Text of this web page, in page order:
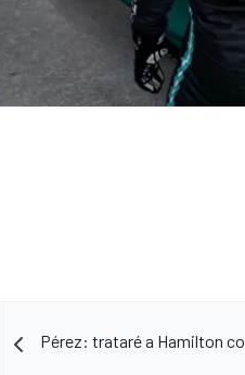
MÁS CATEGORÍAS
Pérez: trataré a Hamilton